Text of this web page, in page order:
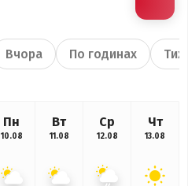
Вчора По годинах
Пн
10.08
Вт
11.08
Ср
12.08
Чт
13.08